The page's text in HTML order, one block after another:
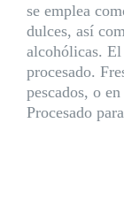
se emplea
dulces, así
alcohólicas. El
procesado.
pescados, o
Procesado